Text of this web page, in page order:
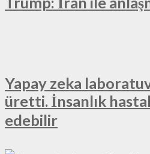
Yapay zeka
üretti. İnsanlık
edebilir